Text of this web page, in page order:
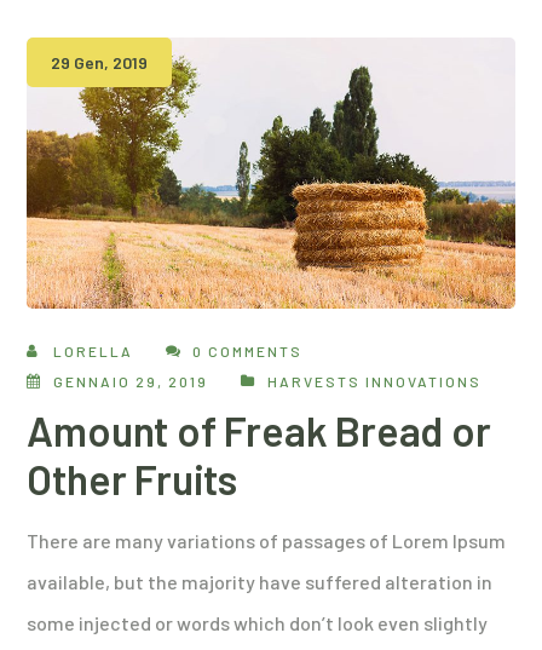
29 Gen, 2019
LORELLA
0 COMMENTS
GENNAIO 29, 2019
HARVESTS INNOVATIONS
Amount of Freak Bread or
Other Fruits
There are many variations of passages of Lorem Ipsum
available, but the majority have suffered alteration in
some injected or words which don’t look even slightly